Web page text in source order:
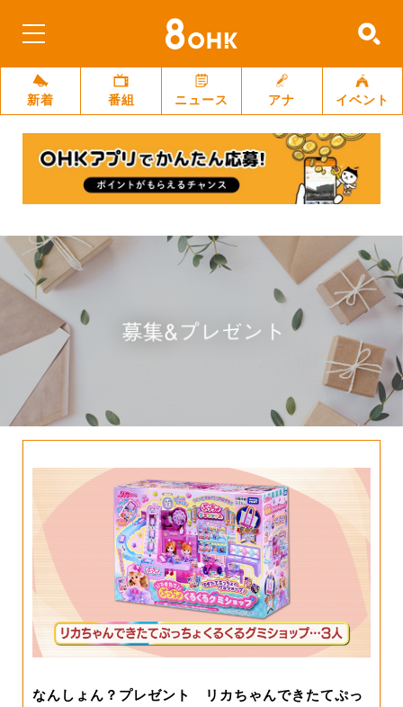
新着 番組 ニュース アナ イベント
なんしょん？プレゼント リカちゃんできたてぷっ